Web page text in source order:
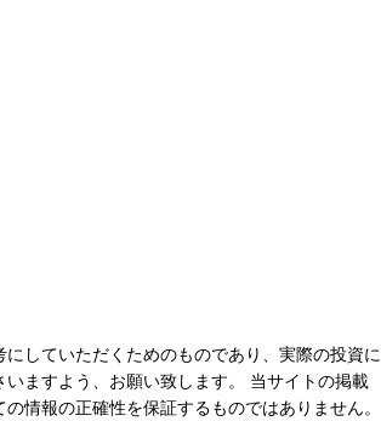
していただくためのものであり、実際の投資に
ますよう、お願い致します。 当サイトの掲載
情報の正確性を保証するものではありません。